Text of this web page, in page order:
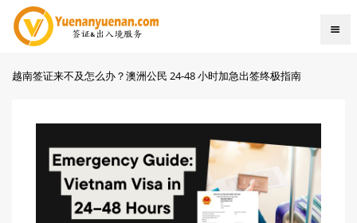
越南签证来不及怎么办？澳洲公民 24-48 小时加急出签终极指南